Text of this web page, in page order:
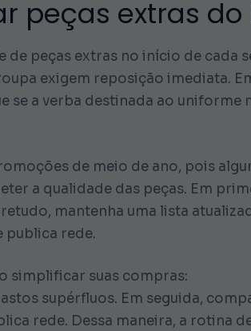
peças extras do
de peças extras no início de
exigem reposição imediata.
se a verba destinada ao
de meio de ano, pois
a qualidade das peças. Em
mantenha uma lista
publica rede.
simplificar suas compras:
supérfluos. Em seguida,
rede. Dessa maneira, a rotina